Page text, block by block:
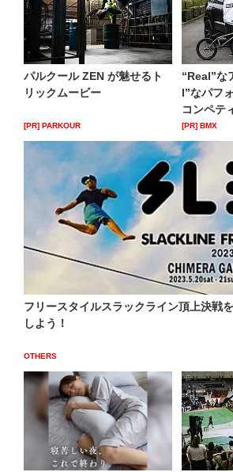
パルクール ZEN が魅せるト
リックムービー
[PR] PARKOUR
“Real”な
l”なパフ
コンペテ
[PR] BMX
フリースタイルスラックライン頂上決戦
しよう！
OTHERS